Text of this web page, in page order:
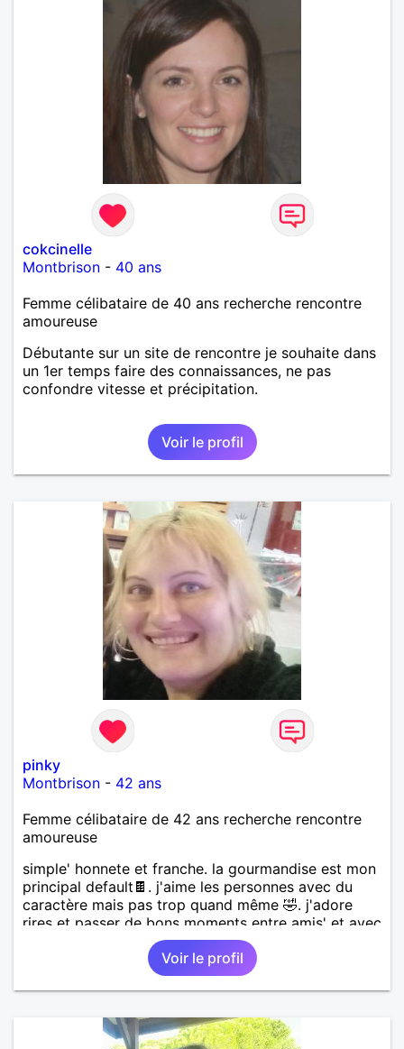
cokcinelle
Montbrison - 40 ans
Femme célibataire de 40 ans recherche rencontre
amoureuse
Débutante sur un site de rencontre je souhaite dans
un 1er temps faire des connaissances, ne pas
confondre vitesse et précipitation.
Voir le profil
pinky
Montbrison - 42 ans
Femme célibataire de 42 ans recherche rencontre
amoureuse
simple' honnete et franche. la gourmandise est mon
principal default🍫. j'aime les personnes avec du
caractère mais pas trop quand même 🤣. j'adore
rires et passer de bons moments entre amis' et avec
la personne que j'aimerai' mais je prendrait le temps
pour trouver mon Prince 🤴. j'aime la vie et je suis
tres positive au quotidien. le reste est a découvrir...
je recherche une relation de confiance et serieuse'
le courant passe.
Voir le profil